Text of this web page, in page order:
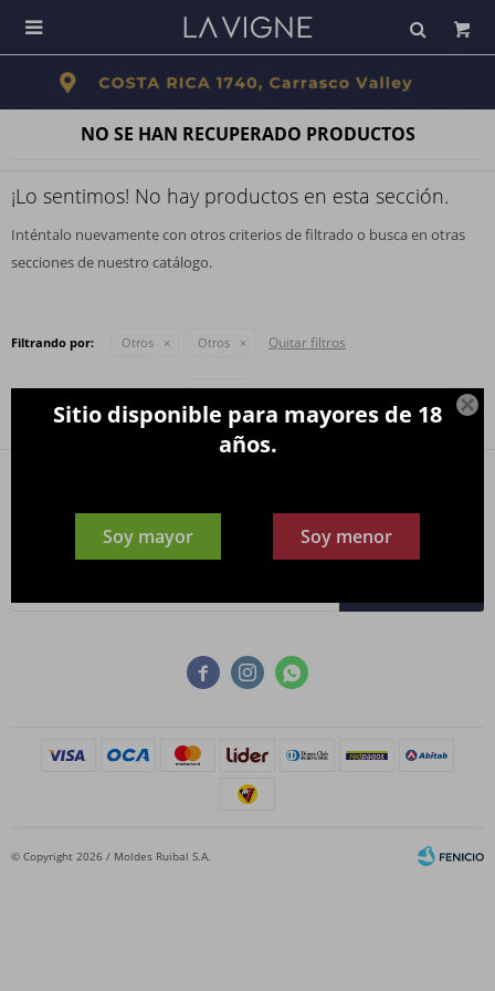

Sitio disponible para mayores de 18
años.
Soy mayor Soy menor

NO SE HAN RECUPERADO PRODUCTOS
¡Lo sentimos! No hay productos en esta sección.
Inténtalo nuevamente con otros criterios de filtrado o busca en otras
secciones de nuestro catálogo.
Filtrando por: Otros Otros Quitar filtros
Te recomendamos quitar: Otros
  
¡Suscribite y recibí todas nuestras novedades!
© Copyright 2026 / Moldes Ruibal S.A.